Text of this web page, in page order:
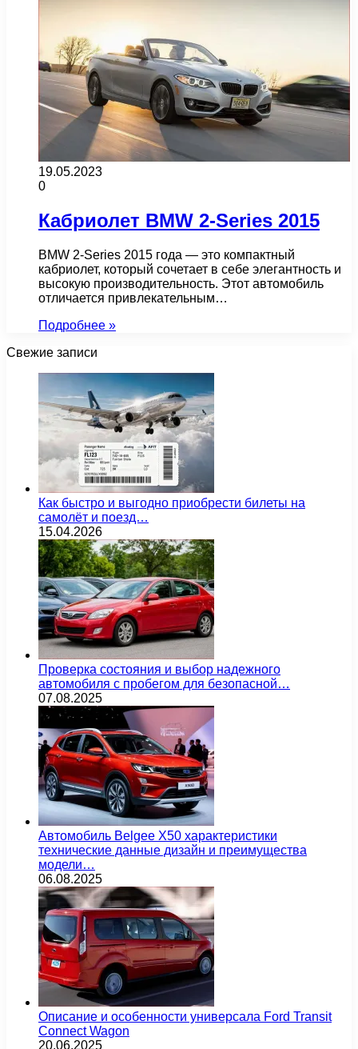
19.05.2023
0
Кабриолет BMW 2-Series 2015
BMW 2-Series 2015 года — это компактный
кабриолет, который сочетает в себе элегантность и
высокую производительность. Этот автомобиль
отличается привлекательным…
Подробнее »
Свежие записи
Как быстро и выгодно приобрести билеты на
самолёт и поезд…
15.04.2026
Проверка состояния и выбор надежного
автомобиля с пробегом для безопасной…
07.08.2025
Автомобиль Belgee X50 характеристики
технические данные дизайн и преимущества
модели…
06.08.2025
Описание и особенности универсала Ford Transit
Connect Wagon
20.06.2025